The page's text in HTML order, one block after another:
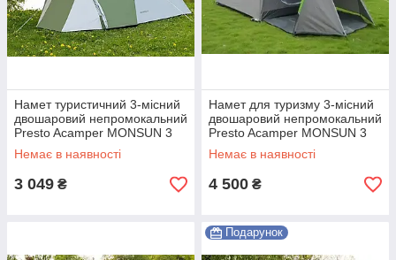
Намет туристичний 3-місний
двошаровий непромокальний
Presto Acamper MONSUN 3
PRO зелений Shopik
Немає в наявності
3 049 ₴
Намет для туризму 3-місний
двошаровий непромокальний
Presto Acamper MONSUN 3
PRO Shopik
Немає в наявності
4 500 ₴
Подарунок